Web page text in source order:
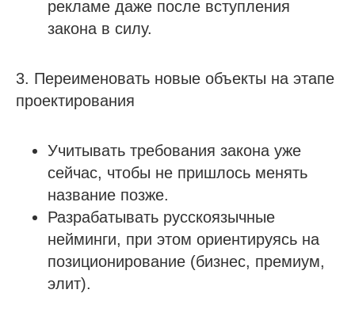
рекламе даже после вступления
закона в силу.
3. Переименовать новые объекты на этапе
проектирования
Учитывать требования закона уже
сейчас, чтобы не пришлось менять
название позже.
Разрабатывать русскоязычные
нейминги, при этом ориентируясь на
позиционирование (бизнес, премиум,
элит).